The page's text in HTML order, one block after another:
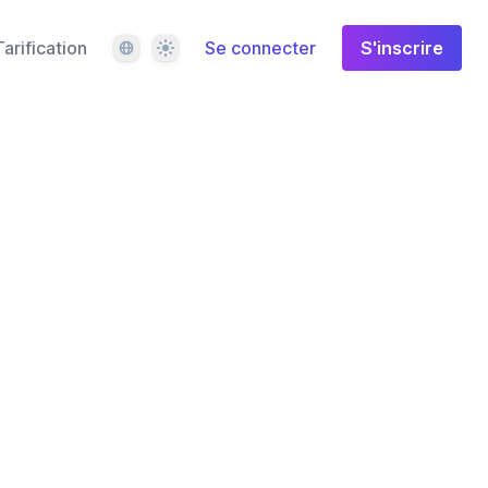
LangueThèmeSe connecter S'inscrire